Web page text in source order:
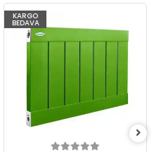
KARGO
BEDAVA